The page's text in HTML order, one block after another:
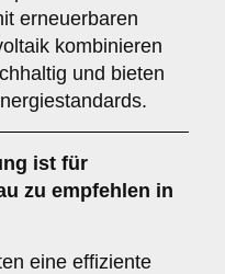
erneuerbaren
kombinieren
und bieten
ist für
zu empfehlen in
eine effiziente